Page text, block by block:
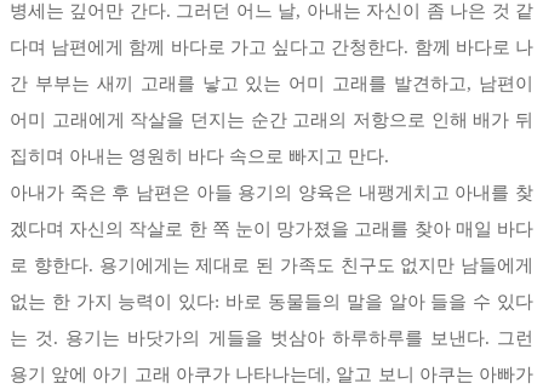
병세는 깊어만 간다. 그러던 어느 날, 아내는 자신이 좀 나은 것 같
다며 남편에게 함께 바다로 가고 싶다고 간청한다. 함께 바다로 나
간 부부는 새끼 고래를 낳고 있는 어미 고래를 발견하고, 남편이
어미 고래에게 작살을 던지는 순간 고래의 저항으로 인해 배가 뒤
집히며 아내는 영원히 바다 속으로 빠지고 만다.
아내가 죽은 후 남편은 아들 용기의 양육은 내팽게치고 아내를 찾
겠다며 자신의 작살로 한 쪽 눈이 망가졌을 고래를 찾아 매일 바다
로 향한다. 용기에게는 제대로 된 가족도 친구도 없지만 남들에게
없는 한 가지 능력이 있다: 바로 동물들의 말을 알아 들을 수 있다
는 것. 용기는 바닷가의 게들을 벗삼아 하루하루를 보낸다. 그런
용기 앞에 아기 고래 아쿠가 나타나는데, 알고 보니 아쿠는 아빠가